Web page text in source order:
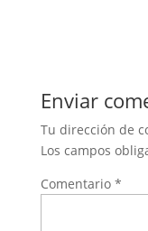
Enviar
Tu dirección de
Los campos
Comentario *